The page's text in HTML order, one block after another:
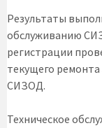
Результаты
обслуживанию
регистрации
текущего ремонта
СИЗОД.
Техническое